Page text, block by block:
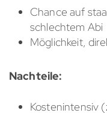
Chance auf
schlechtem Abi
Möglichkeit,
Nachteile:
Kostenintensiv